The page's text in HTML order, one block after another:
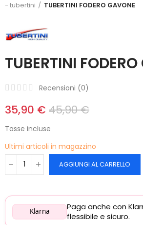
- tubertini
TUBERTINI FODERO GAVONE
TUBERTINI
Recensioni (0)
35,90 € 45,90 €
Tasse incluse
Ultimi articoli in magazzino
AGGIUNGI AL CARRELLO
Klarna
Paga anche con
flessibile e sicuro.